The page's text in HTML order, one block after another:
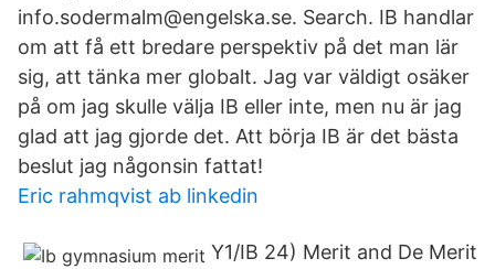
info.sodermalm@engelska.se. Search. IB handlar
om att få ett bredare perspektiv på det man lär
sig, att tänka mer globalt. Jag var väldigt osäker
på om jag skulle välja IB eller inte, men nu är jag
glad att jag gjorde det. Att börja IB är det bästa
beslut jag någonsin fattat!
Eric rahmqvist ab linkedin
Y1/IB 24) Merit and De Merit